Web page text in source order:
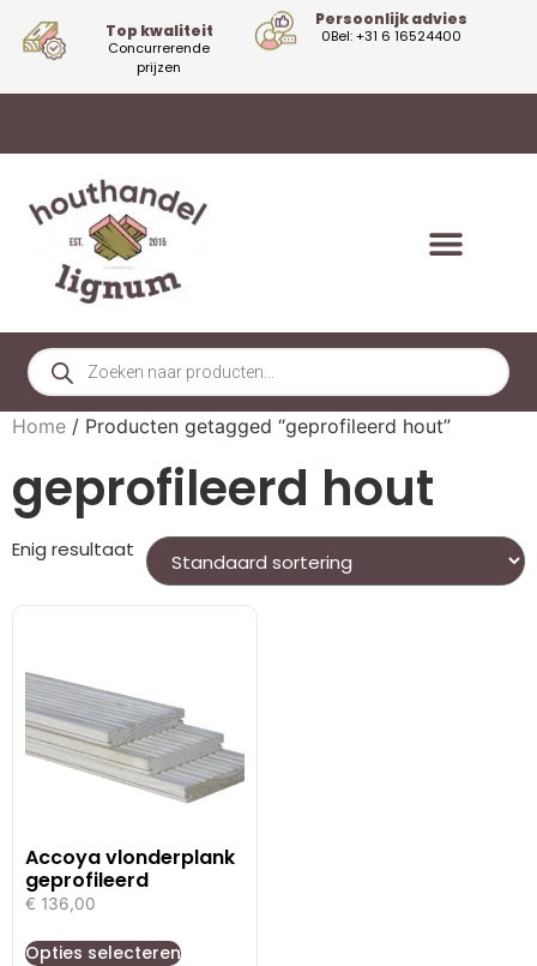
Top kwaliteit
Concurrerende
prijzen
Persoonlijk advies
0Bel: +31 6 16524400
Home / Producten getagged “geprofileerd hout”
geprofileerd hout
Enig resultaat
Accoya vlonderplank
geprofileerd
€ 136,00
Opties selecteren